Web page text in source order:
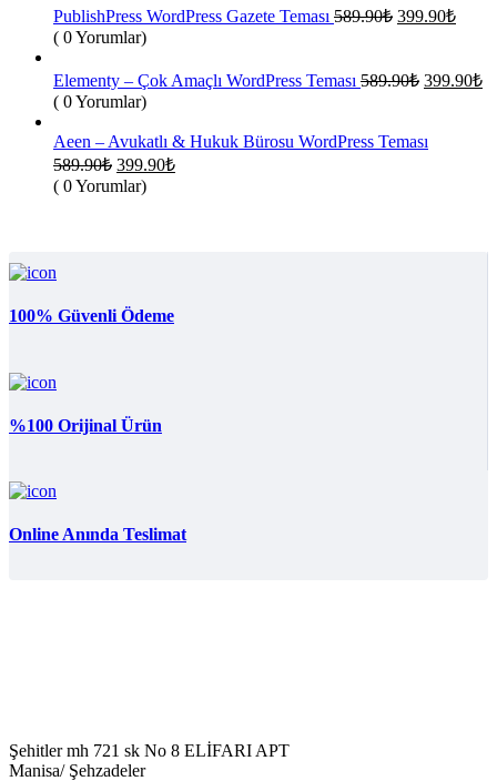
PublishPress WordPress Gazete Teması 589.90₺ Orijinal
399.90₺Şu
( 0 Yorumlar)
Elementy – Çok Amaçlı WordPress Teması 589.90₺ Orijinal
399.90₺
( 0 Yorumlar)
Aeen – Avukatlı & Hukuk Bürosu WordPress Teması
589.90₺ Orijinal
fiyat:
399.90₺Şu
( 0 Yorumlar)
100% Güvenli Ödeme
%100 Orijinal Ürün
Online Anında Teslimat
Şehitler mh 721 sk No 8 ELİFARI APT
Manisa/ Şehzadeler